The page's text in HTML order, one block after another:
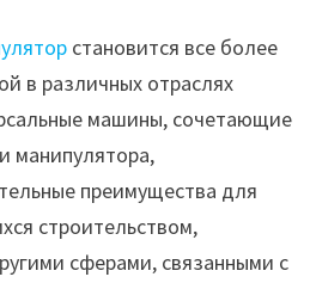
становится все более
в различных отраслях
машины, сочетающие
манипулятора,
преимущества для
строительством,
сферами, связанными с